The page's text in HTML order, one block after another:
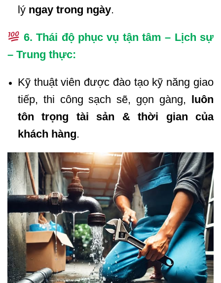
lý ngay trong ngày.
6. Thái độ phục vụ tận tâm – Lịch sự
– Trung thực:
Kỹ thuật viên được đào tạo kỹ năng giao
tiếp, thi công sạch sẽ, gọn gàng, luôn
tôn trọng tài sản & thời gian của
khách hàng.